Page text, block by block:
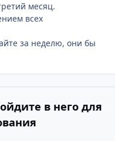
месяц.
всех
за неделю, они бы
в него для